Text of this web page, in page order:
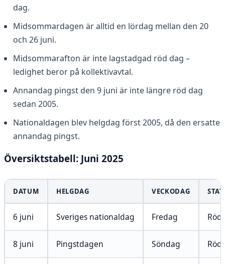
dag.
Midsommardagen är alltid en lördag mellan den 20
och 26 juni.
Midsommarafton är inte lagstadgad röd dag –
ledighet beror på kollektivavtal.
Annandag pingst den 9 juni är inte längre röd dag
sedan 2005.
Nationaldagen blev helgdag först 2005, då den ersatte
annandag pingst.
Översiktstabell: Juni 2025
DATUM HELGDAG VECKODAG
6 juni Sveriges nationaldag Fredag
8 juni Pingstdagen Söndag